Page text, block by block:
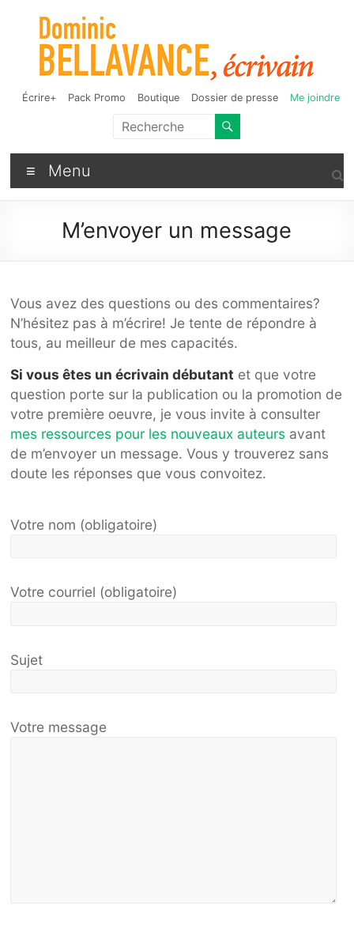
contenu
Dominic Bellavance,
écrivain
Auteur de fantasy, d'humour et d'autres bizarreries
Écrire+ Pack Promo Boutique Dossier de presse Me joindre
Menu
M’envoyer un message
Vous avez des questions ou des commentaires?
N’hésitez pas à m’écrire! Je tente de répondre à
tous, au meilleur de mes capacités.
Si vous êtes un écrivain débutant et que votre
question porte sur la publication ou la promotion de
votre première oeuvre, je vous invite à consulter
mes ressources pour les nouveaux auteurs avant
de m’envoyer un message. Vous y trouverez sans
doute les réponses que vous convoitez.
Votre nom (obligatoire)
Votre courriel (obligatoire)
Sujet
Votre message